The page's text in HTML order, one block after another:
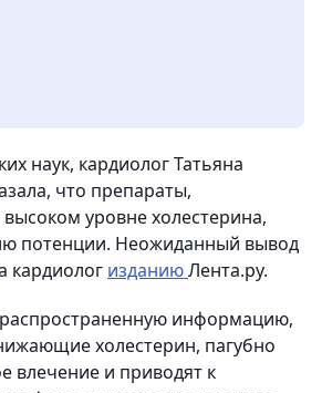
наук, кардиолог Татьяна
что препараты,
уровне холестерина,
потенции. Неожиданный вывод
кардиолог изданиюЛента.ру.
информацию,
холестерин, пагубно
влечение и приводят к